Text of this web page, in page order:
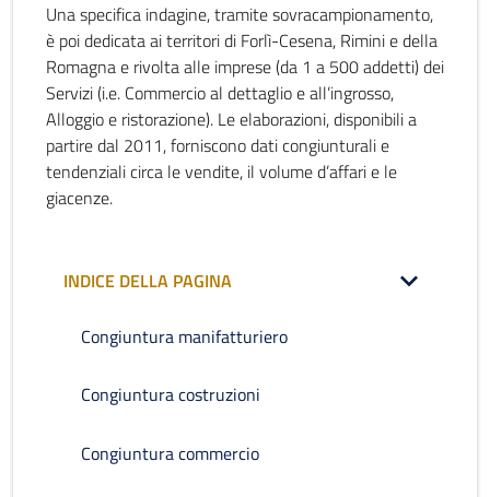
Una specifica indagine, tramite sovracampionamento,
è poi dedicata ai territori di Forlì-Cesena, Rimini e della
Romagna e rivolta alle imprese (da 1 a 500 addetti) dei
Servizi (i.e. Commercio al dettaglio e all’ingrosso,
Alloggio e ristorazione). Le elaborazioni, disponibili a
partire dal 2011, forniscono dati congiunturali e
tendenziali circa le vendite, il volume d’affari e le
giacenze.
INDICE DELLA PAGINA
Congiuntura manifatturiero
Congiuntura costruzioni
Congiuntura commercio